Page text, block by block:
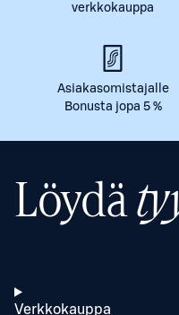
verkkokauppa
Asiakasomistajalle
Bonusta jopa 5 %
Löydä
Verkkokauppa